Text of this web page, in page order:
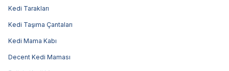
Kedi Tarakları
Kedi Taşıma Çantaları
Kedi Mama Kabı
Decent Kedi Maması